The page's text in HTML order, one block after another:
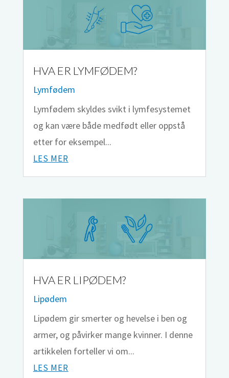
HVA ER LYMFØDEM?
Lymfødem
Lymfødem skyldes svikt i lymfesystemet
og kan være både medfødt eller oppstå
etter for eksempel...
LES MER
HVA ER LIPØDEM?
Lipødem
Lipødem gir smerter og hevelse i ben og
armer, og påvirker mange kvinner. I denne
artikkelen forteller vi om...
LES MER